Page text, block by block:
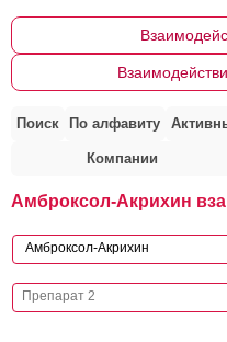
Поиск По алфавиту
Компании
Амброксол-Акрихин